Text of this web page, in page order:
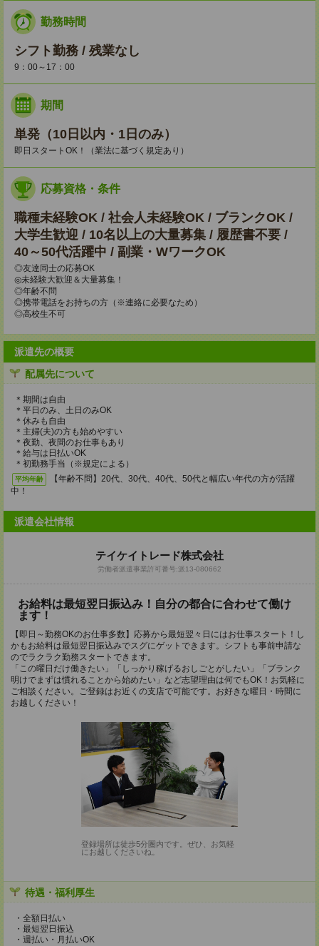
勤務時間
シフト勤務 / 残業なし
9：00～17：00
期間
単発（10日以内・1日のみ）
即日スタートOK！（業法に基づく規定あり）
応募資格・条件
職種未経験OK / 社会人未経験OK / ブランクOK /
大学生歓迎 / 10名以上の大量募集 / 履歴書不要 /
40～50代活躍中 / 副業・WワークOK
◎友達同士の応募OK
◎未経験大歓迎＆大量募集！
◎年齢不問
◎携帯電話をお持ちの方（※連絡に必要なため）
◎高校生不可
派遣先の概要
配属先について
＊期間は自由
＊平日のみ、土日のみOK
＊休みも自由
＊主婦(夫)の方も始めやすい
＊夜勤、夜間のお仕事もあり
＊給与は日払いOK
＊初勤務手当（※規定による）
平均年齢
【年齢不問】20代、30代、40代、50代と幅広い年代の方が活躍
中！
派遣会社情報
テイケイトレード株式会社
労働者派遣事業許可番号:派13-080662
お給料は最短翌日振込み！自分の都合に合わせて働け
ます！
【即日～勤務OKのお仕事多数】応募から最短翌々日にはお仕事スタート！し
かもお給料は最短翌日振込みでスグにゲットできます。シフトも事前申請な
のでラクラク勤務スタートできます。
「この曜日だけ働きたい」「しっかり稼げるおしごとがしたい」「ブランク
明けでまずは慣れることから始めたい」など志望理由は何でもOK！お気軽に
ご相談ください。ご登録はお近くの支店で可能です。お好きな曜日・時間に
お越しください！
登録場所は徒歩5分圏内です。ぜひ、お気軽
にお越しくださいね。
待遇・福利厚生
・全額日払い
・最短翌日振込
・週払い・月払いOK